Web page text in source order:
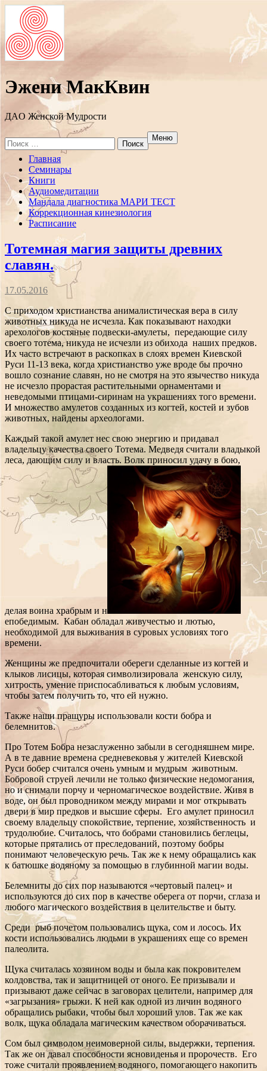
Эжени МакКвин
ДAO Женской Мудрости
Search
for:
Меню
Перейти
содержанию
Главная
Семинары
Книги
Аудиомедитации
Мандала диагностика МАРИ ТЕСТ
Коррекционная кинезиология
Расписание
Тотемная магия защиты древних
славян.
17.05.2016
С приходом христианства анималистическая вера в силу
животных никуда не исчезла. Как показывают находки
арехологов костяные подвески-амулеты, передающие силу
своего тотема, никуда не исчезли из обихода наших предков.
Их часто встречают в раскопках в слоях времен Киевской
Руси 11-13 века, когда христианство уже вроде бы прочно
вошло сознание славян, но не смотря на это язычество никуда
не исчезло прорастая растительными орнаментами и
неведомыми птицами-сиринам на украшениях того времени.
И множество амулетов созданных из когтей, костей и зубов
животных, найдены археологами.
Каждый такой амулет нес свою энергию и придавал
владельцу качества своего Тотема. Медведя считали владыкой
леса, дающим силу и власть. Волк приносил удачу в бою,
делая воина храбрым и н
епобедимым. Кабан обладал живучестью и лютью,
необходимой для выживания в суровых условиях того
времени.
Женщины же предпочитали обереги сделанные из когтей и
клыков лисицы, которая символизировала женскую силу,
хитрость, умение приспосабливаться к любым условиям,
чтобы затем получить то, что ей нужно.
Также наши пращуры использовали кости бобра и
белемнитов.
Про Тотем Бобра незаслуженно забыли в сегодняшнем мире.
А в те давние времена средневековья у жителей Киевской
Руси бобер считался очень умным и мудрым животным.
Бобровой струей лечили не только физические недомогания,
но и снимали порчу и черномагическое воздействие. Живя в
воде, он был проводником между мирами и мог открывать
двери в мир предков и высшие сферы. Его амулет приносил
своему владельцу спокойствие, терпение, хозяйственность и
трудолюбие. Считалось, что бобрами становились беглецы,
которые прятались от преследований, поэтому бобры
понимают человеческую речь. Так же к нему обращались как
к батюшке водяному за помощью в глубинной магии воды.
Белемниты до сих пор называются «чертовый палец» и
используются до сих пор в качестве оберега от порчи, сглаза и
любого магического воздействия в целительстве и быту.
Среди рыб почетом пользовались щука, сом и лосось. Их
кости использовались людьми в украшениях еще со времен
палеолита.
Щука считалась хозяином воды и была как покровителем
колдовства, так и защитницей от оного. Ее призывали и
призывают даже сейчас в заговорах целители, например для
«загрызания» грыжи. К ней как одной из личин водяного
обращались рыбаки, чтобы был хороший улов. Так же как
волк, щука обладала магическим качеством оборачиваться.
Сом был символом неимоверной силы, выдержки, терпения.
Так же он давал способности ясновиденья и пророчеств. Его
тоже считали проявлением водяного, помогающего накопить